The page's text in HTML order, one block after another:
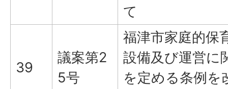
て
39
議案第2
5号
福津市家庭的保
設備及び運営に
を定める条例を